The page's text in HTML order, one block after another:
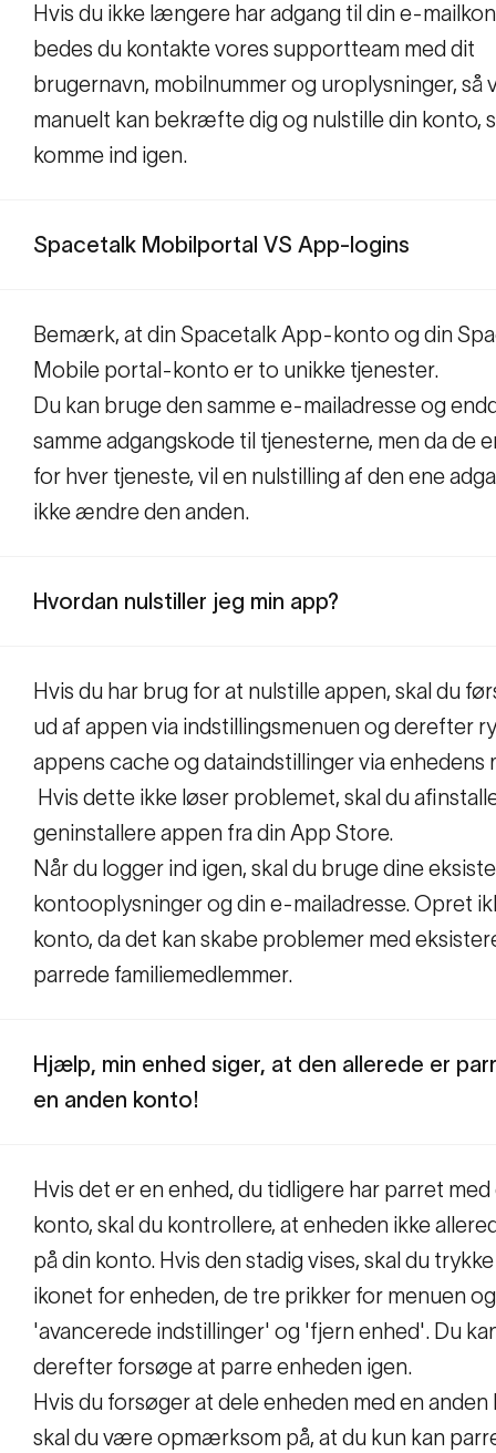
Hvis du ikke længere har adgang til din e-
bedes du kontakte vores supportteam med dit
brugernavn, mobilnummer og uroplysninger, så
manuelt kan bekræfte dig og nulstille din konto,
komme ind igen.
Spacetalk Mobilportal VS App-logins
Bemærk, at din Spacetalk App-konto og din
Mobile portal-konto er to unikke tjenester.
Du kan bruge den samme e-mailadresse og
samme adgangskode til tjenesterne, men da de
for hver tjeneste, vil en nulstilling af den ene
ikke ændre den anden.
Hvordan nulstiller jeg min app?
Hvis du har brug for at nulstille appen, skal du
ud af appen via indstillingsmenuen og derefter
appens cache og dataindstillinger via enhedens
Hvis dette ikke løser problemet, skal du
geninstallere appen fra din App Store.
Når du logger ind igen, skal du bruge dine
kontooplysninger og din e-mailadresse. Opret
konto, da det kan skabe problemer med
parrede familiemedlemmer.
Hjælp, min enhed siger, at den allerede er
en anden konto!
Hvis det er en enhed, du tidligere har parret med
konto, skal du kontrollere, at enheden ikke
på din konto. Hvis den stadig vises, skal du
ikonet for enheden, de tre prikker for menuen
'avancerede indstillinger' og 'fjern enhed'. Du
derefter forsøge at parre enheden igen.
Hvis du forsøger at dele enheden med en anden
skal du være opmærksom på, at du kun kan